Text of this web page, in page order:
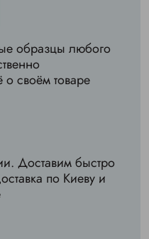
образцы любого
о своём товаре
Доставим быстро
по Киеву и